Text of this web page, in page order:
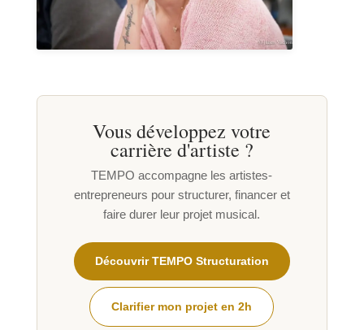
Vous développez votre
carrière d'artiste ?
TEMPO accompagne les artistes-
entrepreneurs pour structurer, financer et
faire durer leur projet musical.
Découvrir TEMPO Structuration
Clarifier mon projet en 2h